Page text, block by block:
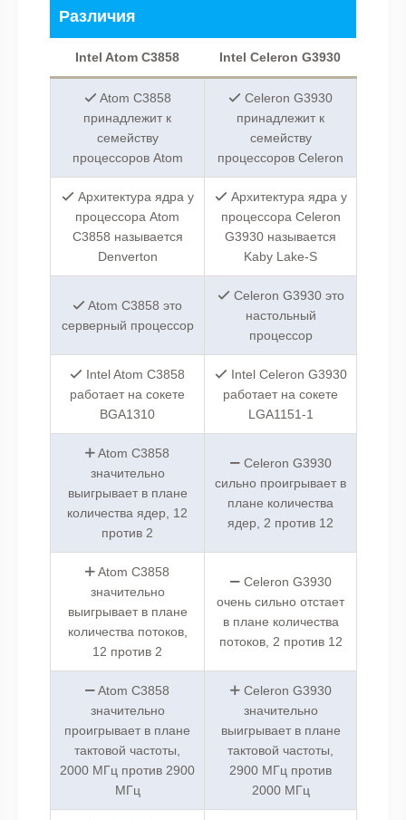
Различия
Intel Atom C3858 Intel Celeron G3930
Atom C3858
принадлежит к
семейству
процессоров Atom
Celeron G3930
принадлежит к
семейству
процессоров Celeron
Архитектура ядра у
процессора Atom
C3858 называется
Denverton
Архитектура ядра у
процессора Celeron
G3930 называется
Kaby Lake-S
Atom C3858 это
серверный процессор
Celeron G3930 это
настольный
процессор
Intel Atom C3858
работает на сокете
BGA1310
Intel Celeron G3930
работает на сокете
LGA1151-1
Atom C3858
значительно
выигрывает в плане
количества ядер, 12
против 2
Celeron G3930
сильно проигрывает в
плане количества
ядер, 2 против 12
Atom C3858
значительно
выигрывает в плане
количества потоков,
12 против 2
Celeron G3930
очень сильно отстает
в плане количества
потоков, 2 против 12
Atom C3858
значительно
проигрывает в плане
тактовой частоты,
2000 МГц против 2900
МГц
Celeron G3930
значительно
выигрывает в плане
тактовой частоты,
2900 МГц против
2000 МГц